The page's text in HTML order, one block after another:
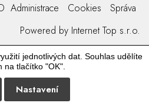
Administrace Cookies
Správa
Powered by Internet Top s.r.o.
jednotlivých dat. Souhlas udělíte
na tlačítko "OK".
Nastavení